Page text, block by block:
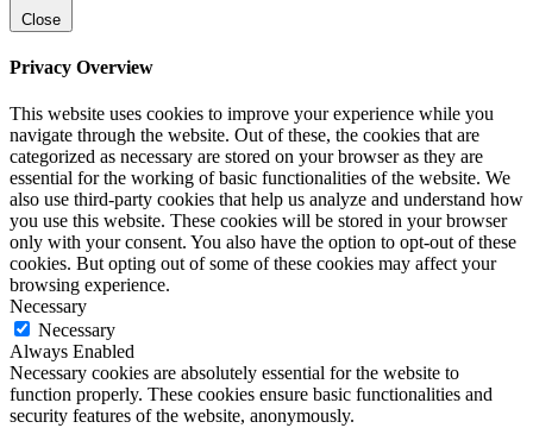
Close
Privacy Overview
This website uses cookies to improve your experience while you
navigate through the website. Out of these, the cookies that are
categorized as necessary are stored on your browser as they are
essential for the working of basic functionalities of the website. We
also use third-party cookies that help us analyze and understand how
you use this website. These cookies will be stored in your browser
only with your consent. You also have the option to opt-out of these
cookies. But opting out of some of these cookies may affect your
browsing experience.
Necessary
Necessary
Always Enabled
Necessary cookies are absolutely essential for the website to
function properly. These cookies ensure basic functionalities and
security features of the website, anonymously.